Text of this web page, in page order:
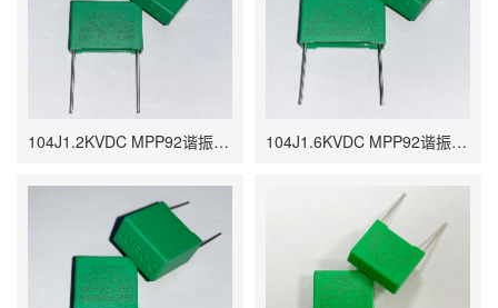
104J1.2KVDC MPP92谐振电容 0.1UF P15 17*12*21 P22.5 25*8*17.5 104J1.6KVDC MPP92谐振电容 0.1UF P27.5 30.5*10*19